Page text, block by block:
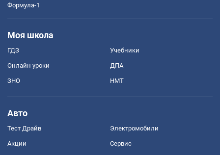
Формула-1
Моя школа
ГДЗ Учебники
Онлайн уроки ДПА
ЗНО НМТ
Авто
Тест Драйв Электромобили
Акции Сервис